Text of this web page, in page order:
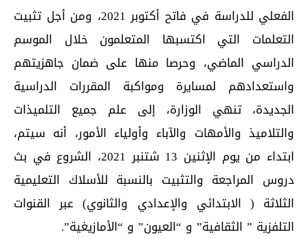
الفعلي للدراسة في فاتح أكتوبر 2021، ومن أجل تثبيت
التعلمات التي اكتسبها المتعلمون خلال الموسم
الدراسي الماضي، وحرصا منها على ضمان جاهزيتهم
واستعدادهم لمسايرة ومواكبة المقررات الدراسية
الجديدة، تنهي الوزارة، إلى علم جميع التلميذات
والتلاميذ والأمهات والآباء وأولياء الأمور، أنه سيتم،
ابتداء من يوم الإثنين 13 شتنبر 2021، الشروع في بث
دروس المراجعة والتثبيت بالنسبة للأسلاك التعليمية
الثلاثة ( الابتدائي والإعدادي والثانوي) عبر القنوات
التلفزية ” الثقافية” و “العيون” و “الأمازيغية”.